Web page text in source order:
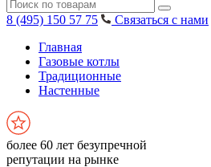
8 (495) 150 57 75
Связаться с нами
Главная
Газовые котлы
Традиционные
Настенные
более 60 лет безупречной
репутации на рынке